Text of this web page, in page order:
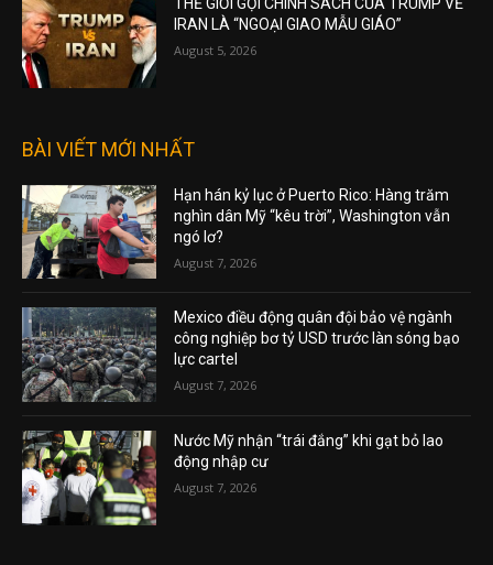
IRAN LÀ “NGOẠI GIAO MẪU GIÁO”
August 5, 2026
BÀI VIẾT MỚI NHẤT
Hạn hán kỷ lục ở Puerto Rico: Hàng trăm
nghìn dân Mỹ “kêu trời”, Washington vẫn
ngó lơ?
August 7, 2026
Mexico điều động quân đội bảo vệ ngành
công nghiệp bơ tỷ USD trước làn sóng bạo
lực cartel
August 7, 2026
Nước Mỹ nhận “trái đắng” khi gạt bỏ lao
động nhập cư
August 7, 2026